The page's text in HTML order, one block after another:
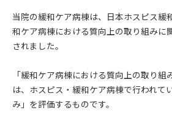
当院の緩和ケア病棟は、日本ホスピス緩
和ケア病棟における質向上の取り組みに
されました。
「緩和ケア病棟における質向上の取り組
は、ホスピス・緩和ケア病棟で行われて
み」を評価するものです。